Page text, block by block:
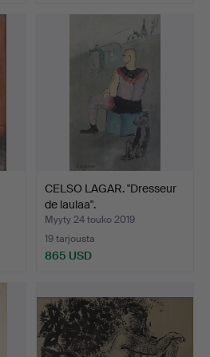
CELSO LAGAR. "Dresseur
de laulaa".
Myyty 24 touko 2019
19 tarjousta
865 USD